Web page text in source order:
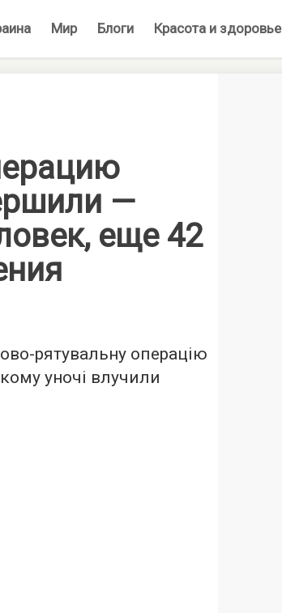
Мир Блоги Красота и здоровье
—
еще 42
рятувальну операцію
уночі влучили